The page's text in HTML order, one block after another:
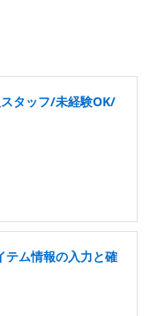
スタッフ/未経験OK/
ム情報の入力と確